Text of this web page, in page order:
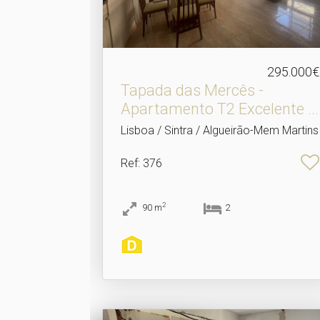
295.000€
Tapada das Mercês -
Apartamento T2 Excelente .​..
Lisboa / Sintra / Algueirão-Mem Martins
Ref: 376
90 m2 2